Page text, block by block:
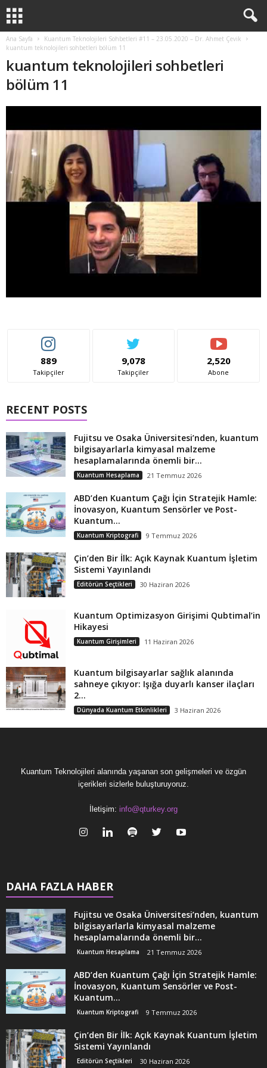
Ana Sayfa
Kuantum Teknolojileri Sohbetleri #11 – 23.05.2020 – Dr. Ahmet Çevik
kuantum teknolojileri sohbetleri bölüm 11
kuantum teknolojileri sohbetleri
bölüm 11
889
Takipçiler
9,078
Takipçiler
2,520
Abone
RECENT POSTS
Fujitsu ve Osaka Üniversitesi’nden, kuantum
bilgisayarlarla kimyasal malzeme
hesaplamalarında önemli bir...
Kuantum Hesaplama 21 Temmuz 2026
ABD’den Kuantum Çağı İçin Stratejik Hamle:
İnovasyon, Kuantum Sensörler ve Post-
Kuantum...
Kuantum Kriptografi 9 Temmuz 2026
Çin’den Bir İlk: Açık Kaynak Kuantum İşletim
Sistemi Yayınlandı
Editörün Seçtikleri 30 Haziran 2026
Kuantum Optimizasyon Girişimi Qubtimal’in
Hikayesi
Kuantum Girişimleri 11 Haziran 2026
Kuantum bilgisayarlar sağlık alanında
sahneye çıkıyor: Işığa duyarlı kanser ilaçları
2...
Dünyada Kuantum Etkinlikleri 3 Haziran 2026
Kuantum Teknolojileri alanında yaşanan son gelişmeleri ve özgün
içerikleri sizlerle buluşturuyoruz.
İletişim: info@qturkey.org
DAHA FAZLA HABER
Fujitsu ve Osaka Üniversitesi’nden, kuantum
bilgisayarlarla kimyasal malzeme
hesaplamalarında önemli bir...
Kuantum Hesaplama 21 Temmuz 2026
ABD’den Kuantum Çağı İçin Stratejik Hamle:
İnovasyon, Kuantum Sensörler ve Post-
Kuantum...
Kuantum Kriptografi 9 Temmuz 2026
Çin’den Bir İlk: Açık Kaynak Kuantum İşletim
Sistemi Yayınlandı
Editörün Seçtikleri 30 Haziran 2026